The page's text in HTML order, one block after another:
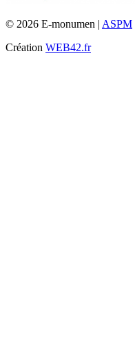
© 2026 E-monumen | ASPM
Création WEB42.fr